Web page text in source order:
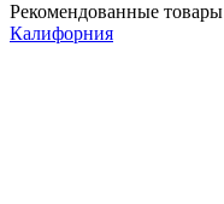
Рекомендованные товары
Калифорния